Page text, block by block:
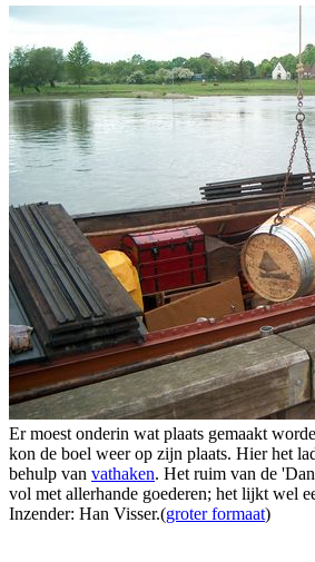
Er moest onderin wat plaats gemaakt
kon de boel weer op zijn plaats. Hier het
behulp van vathaken. Het ruim van de
vol met allerhande goederen; het lijkt wel
Inzender: Han Visser.(groter formaat)